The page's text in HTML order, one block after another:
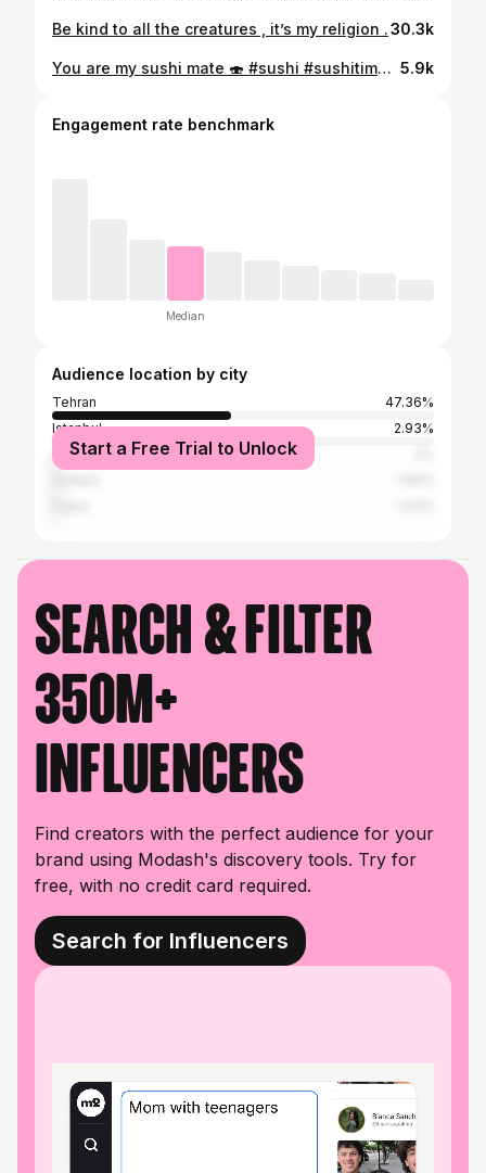
Be kind to all the creatures , it’s my religion .30.3k
You are my sushi mate 🍣 #sushi #sushitime🍣 #sushilovers #sushilovers #sushitime 5.9k
Engagement rate benchmark
Median
Audience location by city
Tehran
47.36%
Istanbul
2.93%
دراکStart a Free Trial to Unlock
Search & filter
350M+
influencers
Find creators with the perfect audience for your
brand using Modash's discovery tools. Try for
free, with no credit card required.
Search for Influencers